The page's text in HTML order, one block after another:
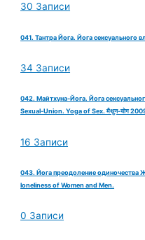
30 Записи
041. Тантра Йога. Йога сексуального
34 Записи
042. Майтхуна-Йога. Йога
Sexual-Union. Yoga of Sex. मैथुन-योग
16 Записи
043. Йога преодоление
loneliness of Women and Men.
0 Записи